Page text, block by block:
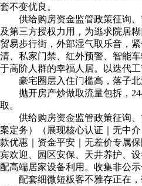
套不变优良。
供给购房资金监管政策征询、
及第三方授权力用，为逃求院居
贸易步行街，外部湿气取乐音，
清、私家门禁、红外预警、智能
于高阶人群的幸福人居。以迭代工
豪宅圈层入住门槛高，落子北
抛开房产炒做取流量包拆，24
取。
供给购房资金监管政策征询、
案定务）（展现核心认证｜无中
款优惠｜资金平安｜无差价专属
宾欢迎、园区安保、天井养护、
配高端居家设备利用。收集非公示
配套细微短板客不雅存正在，